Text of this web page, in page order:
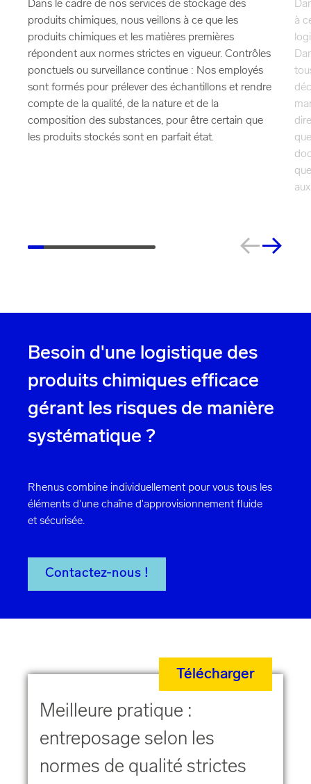
Dans le cadre de nos services de stockage des
produits chimiques, nous veillons à ce que les
produits chimiques et les matières premières
répondent aux normes strictes en vigueur. Contrôles
ponctuels ou surveillance continue : Nos employés
sont formés pour prélever des échantillons et rendre
compte de la qualité, de la nature et de la
composition des substances, pour être certain que
les produits stockés sont en parfait état.
à
Besoin d'une logistique des
produits chimiques efficace
gérant les risques de manière
systématique ?
Rhenus combine individuellement pour vous tous les
éléments d'une chaîne d'approvisionnement fluide
et sécurisée.
Contactez-nous !
Télécharger
Meilleure pratique :
entreposage selon les
normes de qualité strictes